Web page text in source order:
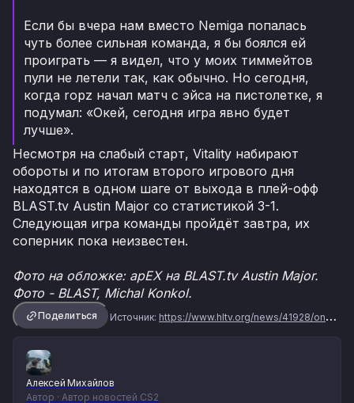
Если бы вчера нам вместо Nemiga попалась
чуть более сильная команда, я бы боялся ей
проиграть — я видел, что у моих тиммейтов
пули не летели так, как обычно. Но сегодня,
когда ropz начал матч с эйса на пистолетке, я
подумал: «Окей, сегодня игра явно будет
лучше».
Несмотря на слабый старт, Vitality набирают
обороты и по итогам второго игрового дня
находятся в одном шаге от выхода в плей-офф
BLAST.tv Austin Major со статистикой 3-1.
Следующая игра команды пройдёт завтра, их
соперник пока неизвестен.
Фото на обложке: apEX на BLAST.tv Austin Major.
Фото - BLAST, Michal Konkol.
Поделиться Источник: https://www.hltv.org/news/41928/on-the-ground-at-blasttv-austin-major-stage-3#29
Алексей Михайлов
Автор · Автор новостей CS2